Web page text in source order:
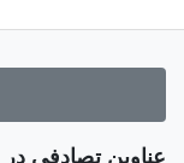
عناوین تصادفی در